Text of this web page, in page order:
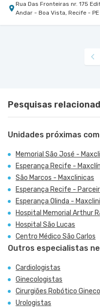
Rua Das Fronteiras nr. 175
Andar - Boa Vista, Recife - PE
Pesquisas
Unidades próximas
Memorial São José -
Esperança Recife -
São Marcos - Maxclinicas
Esperança Recife -
Esperança Olinda -
Hospital Memorial Arthur
Hospital São Lucas
Centro Médico São Carlos
Outros especialistas
Cardiologistas
Ginecologistas
Cirurgiões Robótico
Urologistas